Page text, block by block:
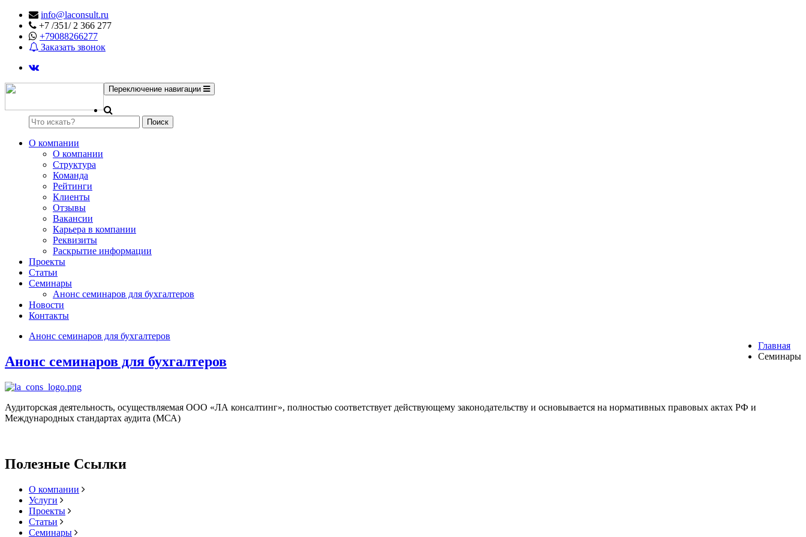
info@laconsult.ru
+7 /351/ 2 366 277
+79088266277
Заказать звонок
Переключение навигации
Поиск
О компании
О компании
Структура
Команда
Рейтинги
Клиенты
Отзывы
Вакансии
Карьера в компании
Реквизиты
Раскрытие информации
Проекты
Статьи
Семинары
Анонс семинаров для бухгалтеров
Новости
Контакты
Главная
Семинары
Анонс семинаров для бухгалтеров
Анонс семинаров для бухгалтеров
Аудиторская деятельность, осуществляемая ООО «ЛА консалтинг», полностью соответствует действующему законодательству и основывается на нормативных правовых актах РФ и
Международных стандартах аудита (МСА)
Полезные Ссылки
О компании
Услуги
Проекты
Статьи
Семинары